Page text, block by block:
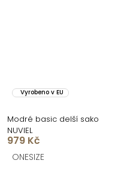
Vyrobeno v EU
Modré basic delší sako
NUVIEL
979 Kč
ONESIZE